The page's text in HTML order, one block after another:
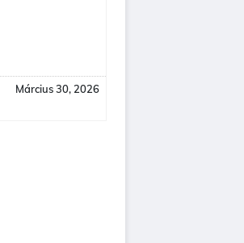
Március 30, 2026